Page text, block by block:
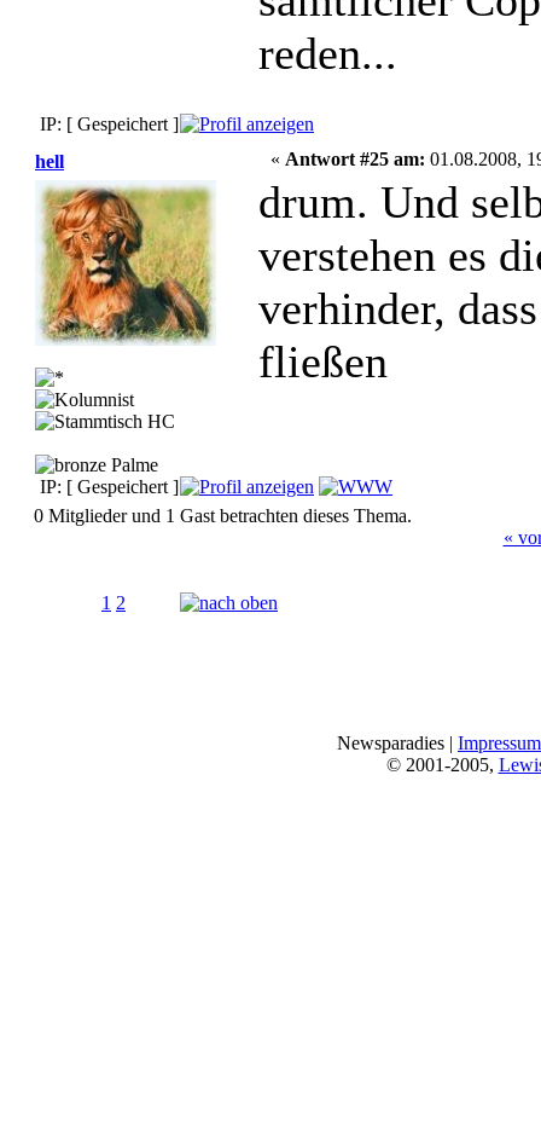
reden...
IP: [ Gespeichert ]
hell
« Antwort #25 am: 01.08.2008,
drum. Und
verstehen es
verhinder,
fließen
IP: [ Gespeichert ]
0 Mitglieder und 1 Gast betrachten dieses Thema.
«
1 2
Newsparadies | Impressum
© 2001-2005,